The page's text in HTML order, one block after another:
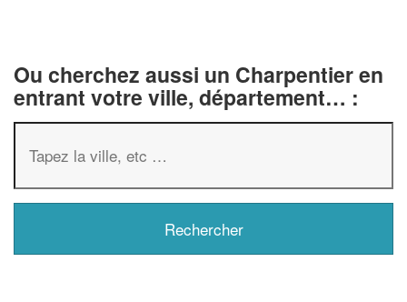
Ou cherchez aussi un Charpentier en
entrant votre ville, département… :